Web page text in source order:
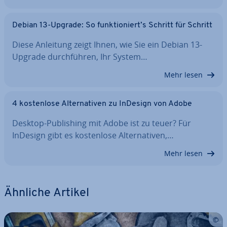
Debian 13-Upgrade: So funk­tio­niert’s Schritt für Schritt
Diese Anleitung zeigt Ihnen, wie Sie ein Debian 13-
Upgrade durch­füh­ren, Ihr System…
Mehr lesen
4 kos­ten­lo­se Al­ter­na­ti­ven zu InDesign von Adobe
Desktop-Pu­bli­shing mit Adobe ist zu teuer? Für
InDesign gibt es kos­ten­lo­se Al­ter­na­ti­ven,…
Mehr lesen
Ähnliche Artikel